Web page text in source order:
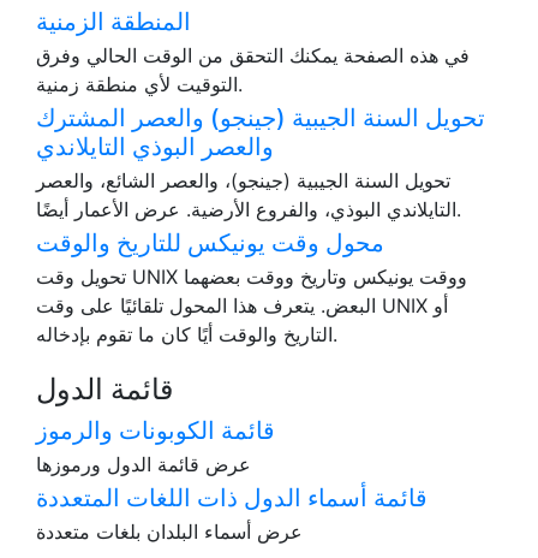
المنطقة الزمنية
في هذه الصفحة يمكنك التحقق من الوقت الحالي وفرق
التوقيت لأي منطقة زمنية.
تحويل السنة الجيبية (جينجو) والعصر المشترك
والعصر البوذي التايلاندي
تحويل السنة الجيبية (جينجو)، والعصر الشائع، والعصر
التايلاندي البوذي، والفروع الأرضية. عرض الأعمار أيضًا.
محول وقت يونيكس للتاريخ والوقت
تحويل وقت UNIX ووقت يونيكس وتاريخ ووقت بعضهما
البعض. يتعرف هذا المحول تلقائيًا على وقت UNIX أو
التاريخ والوقت أيًا كان ما تقوم بإدخاله.
قائمة الدول
قائمة الكوبونات والرموز
عرض قائمة الدول ورموزها
قائمة أسماء الدول ذات اللغات المتعددة
عرض أسماء البلدان بلغات متعددة